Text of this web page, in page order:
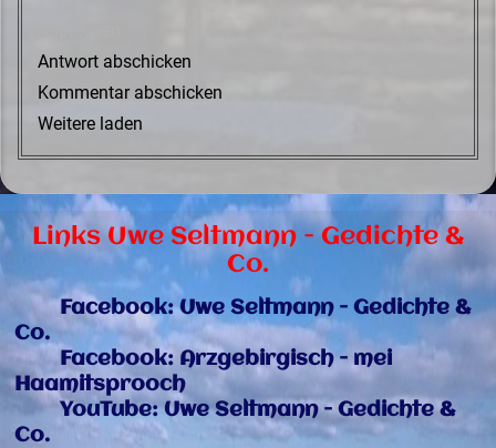
Antwort abschicken
Kommentar abschicken
Weitere laden
Links Uwe Seltmann - Gedichte &
Co.
Facebook: Uwe Seltmann - Gedichte &
Co.
Facebook: Arzgebirgisch - mei
Haamitsprooch
YouTube: Uwe Seltmann - Gedichte &
Co.